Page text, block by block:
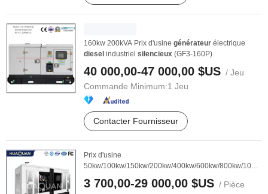
160kw 200kVA Prix d'usine générateur électrique
diesel industriel silencieux (GF3-160P)
40 000,00-47 000,00 $US / Jeu
Commande Minimum:1 Jeu
Contacter Fournisseur
Prix d'usine
50kw/100kw/150kw/200kw/400kw/600kw/800kw/1000kw
3 700,00-29 000,00 $US / Pièce